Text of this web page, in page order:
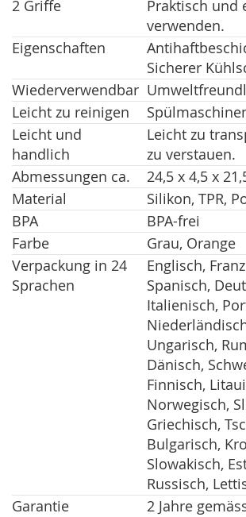
2 Griffe
Praktisch und
verwenden.
Eigenschaften
Sicherer
Wiederverwendbar
Leicht zu reinigen
Leicht und
handlich
Leicht zu
zu verstauen.
Abmessungen ca.
24,5 x 4,5 x
Material
Silikon, TPR,
BPA
BPA-frei
Farbe
Grau, Orange
Verpackung in 24
Sprachen
Englisch,
Spanisch,
Italienisch,
Ungarisch,
Dänisch,
Finnisch,
Norwegisch,
Griechisch,
Bulgarisch,
Slowakisch,
Russisch,
Garantie
2 Jahre